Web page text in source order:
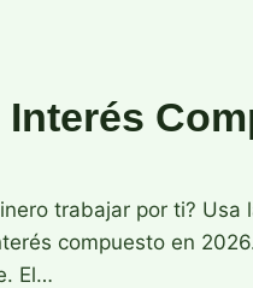
trabajar por ti?
compuesto en
El…